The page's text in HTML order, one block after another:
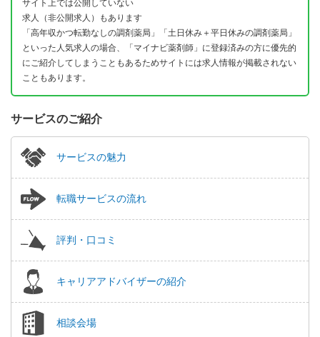
サイト上では公開していない
求人（非公開求人）もあります
「高年収かつ転勤なしの調剤薬局」「土日休み＋平日休みの調剤薬局」
といった人気求人の場合、「マイナビ薬剤師」に登録済みの方に優先的
にご紹介してしまうこともあるためサイトには求人情報が掲載されない
こともあります。
サービスのご紹介
サービスの魅力
転職サービスの流れ
評判・口コミ
キャリアアドバイザーの紹介
相談会場